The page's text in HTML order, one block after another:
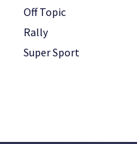
Off Topic
Rally
Super Sport